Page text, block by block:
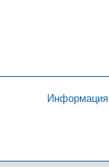
Информация